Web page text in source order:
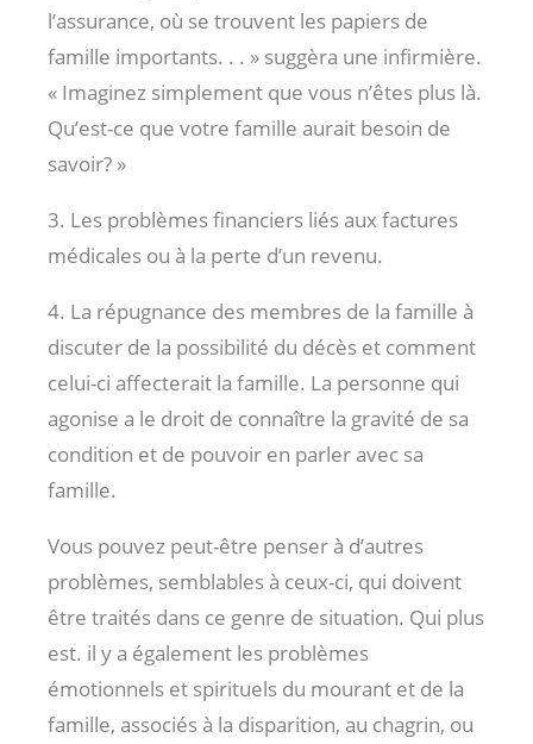
l’assurance, où se trouvent les papiers de
famille importants. . . » suggèra une infirmière.
« Imaginez simplement que vous n’êtes plus là.
Qu’est-ce que votre famille aurait besoin de
savoir? »
3. Les problèmes financiers liés aux factures
médicales ou à la perte d’un revenu.
4. La répugnance des membres de la famille à
discuter de la possibilité du décès et comment
celui-ci affecterait la famille. La personne qui
agonise a le droit de connaître la gravité de sa
condition et de pouvoir en parler avec sa
famille.
Vous pouvez peut-être penser à d’autres
problèmes, semblables à ceux-ci, qui doivent
être traités dans ce genre de situation. Qui plus
est. il y a également les problèmes
émotionnels et spirituels du mourant et de la
famille, associés à la disparition, au chagrin, ou